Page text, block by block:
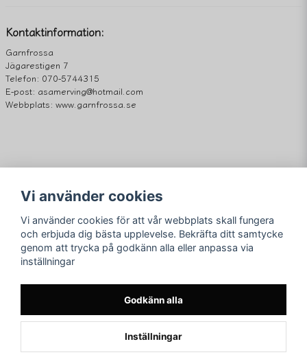
Kontaktinformation:
Garnfrossa
Jägarestigen 7
Telefon: 070-5744315
E-post: asamerving@hotmail.com
Webbplats: www.garnfrossa.se
Följ oss
Facebook
Instagram
Merving Innovation
Orgnr. 559116-3851
Adress: Jägarestigen 7
E-post:
asamerving@hotmail.com
Vi använder cookies
Vi använder cookies för att vår webbplats skall fungera
och erbjuda dig bästa upplevelse. Bekräfta ditt samtycke
genom att trycka på godkänn alla eller anpassa via
inställningar
Godkänn alla
Inställningar